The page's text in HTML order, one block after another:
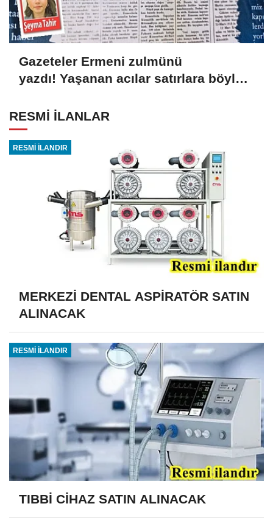
Gazeteler Ermeni zulmünü
yazdı! Yaşanan acılar satırlara böyle
RESMİ İLANLAR
RESMİ İLANDIR
MERKEZİ DENTAL ASPİRATÖR SATIN
ALINACAK
RESMİ İLANDIR
TIBBİ CİHAZ SATIN ALINACAK